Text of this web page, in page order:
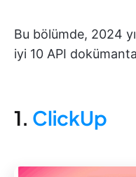
Bu bölümde, 2024
iyi 10 API
1. ClickUp